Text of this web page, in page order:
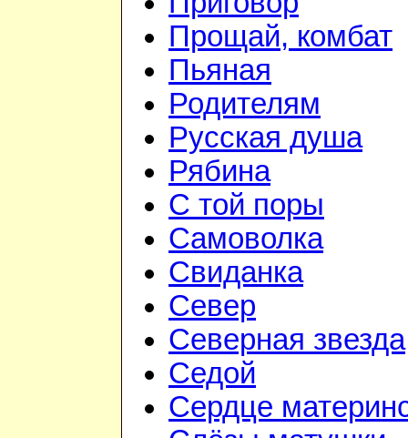
Прощай, комбат
Пьяная
Родителям
Русская душа
Рябина
С той поры
Самоволка
Свиданка
Север
Северная звезда
Седой
Сердце